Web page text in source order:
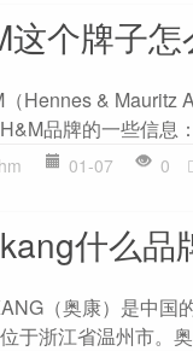
这个牌子怎
（Hennes & Mauritz
品牌的一些信息
hm 01-07 0
什么品
（奥康）是中国
于浙江省温州市。